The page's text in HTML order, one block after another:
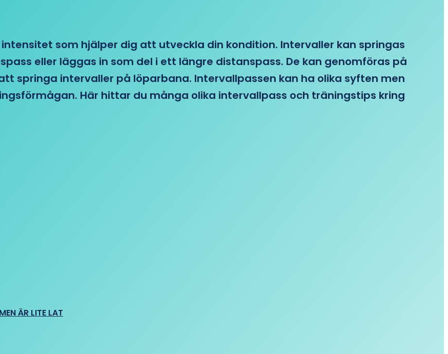
som hjälper dig att utveckla din kondition. Intervaller kan springas
eller läggas in som del i ett längre distanspass. De kan genomföras på
springa intervaller på löparbana. Intervallpassen kan ha olika syften men
Här hittar du många olika intervallpass och träningstips kring
ÄR LITE LAT